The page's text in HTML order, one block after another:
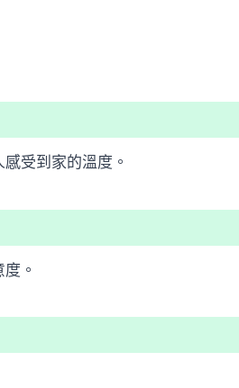
受到家的溫度。
。